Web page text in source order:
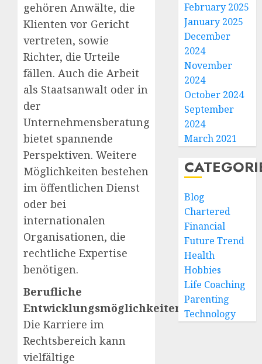
gehören Anwälte, die
Klienten vor Gericht
vertreten, sowie
Richter, die Urteile
fällen. Auch die Arbeit
als Staatsanwalt oder in
der
Unternehmensberatung
bietet spannende
Perspektiven. Weitere
Möglichkeiten bestehen
im öffentlichen Dienst
oder bei
internationalen
Organisationen, die
rechtliche Expertise
benötigen.
Berufliche
Entwicklungsmöglichkeiten
Die Karriere im
Rechtsbereich kann
vielfältige
February 2025
January 2025
December
2024
November
2024
October 2024
September
2024
March 2021
Blog
Chartered
Financial
Future Trend
Health
Hobbies
Life Coaching
Parenting
Technology